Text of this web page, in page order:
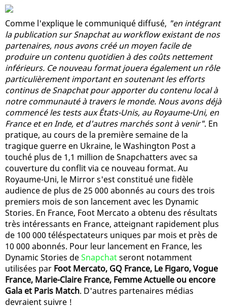
Comme l'explique le communiqué diffusé, "en intégrant
la publication sur Snapchat au workflow existant de nos
partenaires, nous avons créé un moyen facile de
produire un contenu quotidien à des coûts nettement
inférieurs. Ce nouveau format jouera également un rôle
particulièrement important en soutenant les efforts
continus de Snapchat pour apporter du contenu local à
notre communauté à travers le monde. Nous avons déjà
commencé les tests aux États-Unis, au Royaume-Uni, en
France et en Inde, et d'autres marchés sont à venir". En
pratique, au cours de la première semaine de la
tragique guerre en Ukraine, le Washington Post a
touché plus de 1,1 million de Snapchatters avec sa
couverture du conflit via ce nouveau format. Au
Royaume-Uni, le Mirror s'est constitué une fidèle
audience de plus de 25 000 abonnés au cours des trois
premiers mois de son lancement avec les Dynamic
Stories. En France, Foot Mercato a obtenu des résultats
très intéressants en France, atteignant rapidement plus
de 100 000 téléspectateurs uniques par mois et près de
10 000 abonnés. Pour leur lancement en France, les
Dynamic Stories deSnapchatseront notamment
utilisées par Foot Mercato, GQ France, Le Figaro, Vogue
France, Marie-Claire France, Femme Actuelle ou encore
Gala et Paris Match. D'autres partenaires médias
devraient suivre !